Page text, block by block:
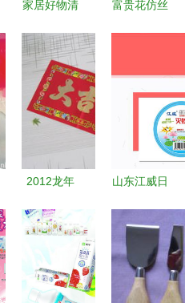
家居好物清
特价推荐，
打造舒适温
馨的居家生
活
富贵花仿丝
餐桌的多功
能选择
2012龙年
南 烫金对
联（型号
NO.508）
山东江威日
打造安全高
效家居防
护，杀虫气